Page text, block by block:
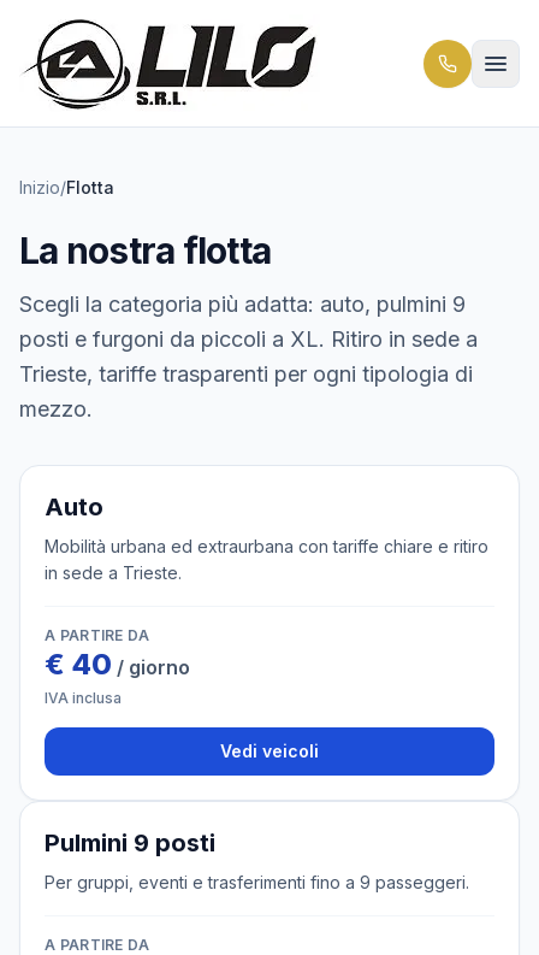
Inizio/Flotta
La nostra flotta
Scegli la categoria più adatta: auto, pulmini 9
posti e furgoni da piccoli a XL. Ritiro in sede a
Trieste, tariffe trasparenti per ogni tipologia di
mezzo.
4 veicoli
Auto
Mobilità urbana ed extraurbana con tariffe chiare e ritiro
in sede a Trieste.
A PARTIRE DA
€ 40 / giorno
IVA inclusa
Vedi veicoli
2 veicoli
Pulmini 9 posti
Per gruppi, eventi e trasferimenti fino a 9 passeggeri.
A PARTIRE DA